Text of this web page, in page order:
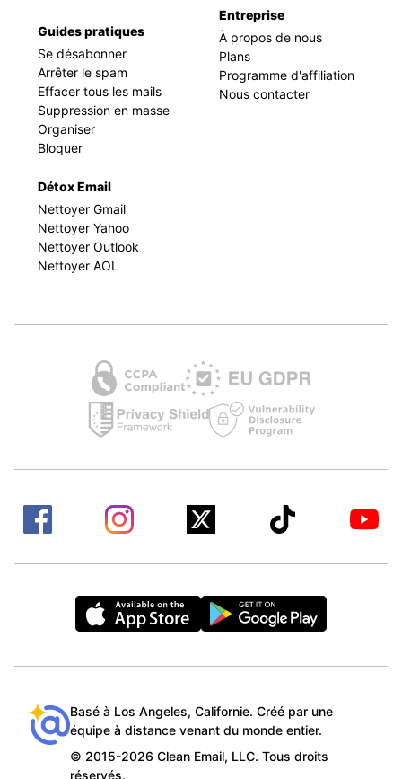
Guides pratiques
Se désabonner
Arrêter le spam
Effacer tous les mails
Suppression en masse
Organiser
Bloquer
Détox Email
Nettoyer Gmail
Nettoyer Yahoo
Nettoyer Outlook
Nettoyer AOL
Entreprise
À propos de nous
Plans
Programme d'affiliation
Nous contacter
Basé à Los Angeles, Californie. Créé par une
équipe à distance venant du monde entier.
© 2015-2026 Clean Email, LLC. Tous droits
réservés.